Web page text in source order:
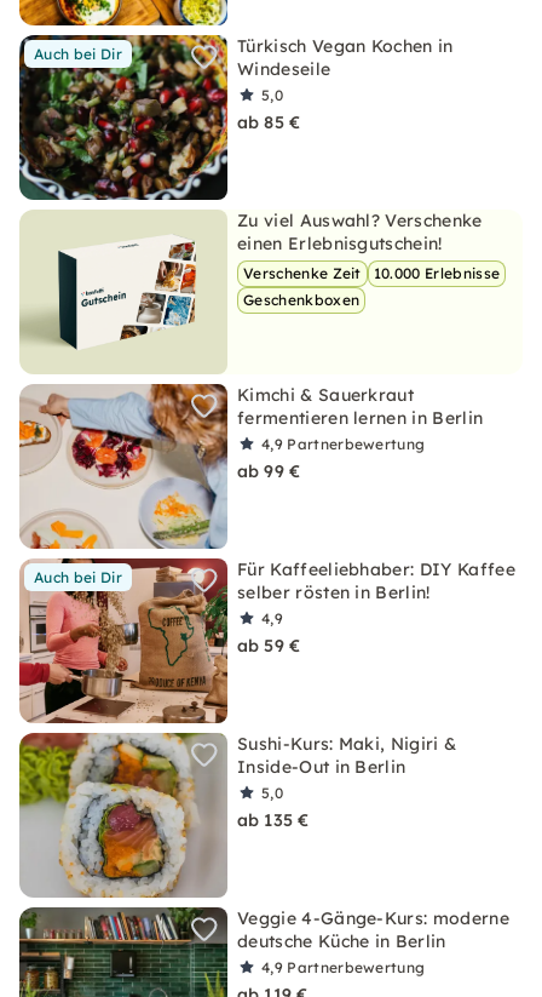
Auch bei Dir
Türkisch Vegan Kochen in
Windeseile
5,0
ab 85 €
Zu viel Auswahl? Verschenke
einen Erlebnisgutschein!
Verschenke Zeit
10.000 Erlebnisse
Geschenkboxen
Kimchi & Sauerkraut
fermentieren lernen in Berlin
4,9 Partnerbewertung
ab 99 €
Auch bei Dir
Für Kaffeeliebhaber: DIY Kaffee
selber rösten in Berlin!
4,9
ab 59 €
Sushi-Kurs: Maki, Nigiri &
Inside-Out in Berlin
5,0
ab 135 €
Veggie 4-Gänge-Kurs: moderne
deutsche Küche in Berlin
4,9 Partnerbewertung